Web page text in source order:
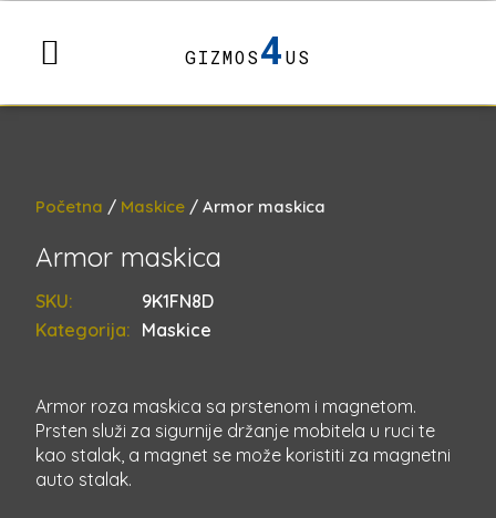
GIZMOS4US
Početna / Maskice / Armor maskica
Armor maskica
SKU:
9K1FN8D
Kategorija: Maskice
Armor roza maskica sa prstenom i magnetom.
Prsten služi za sigurnije držanje mobitela u ruci te
kao stalak, a magnet se može koristiti za magnetni
auto stalak.